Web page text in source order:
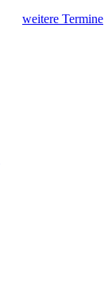
weitere Termine